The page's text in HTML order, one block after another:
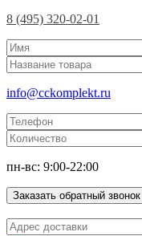
8 (495) 320-02-01
info@cckomplekt.ru
пн-вс: 9:00-22:00
Заказать обратный звонок